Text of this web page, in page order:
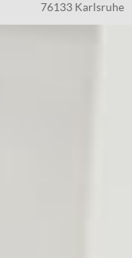
76133 Karlsruhe